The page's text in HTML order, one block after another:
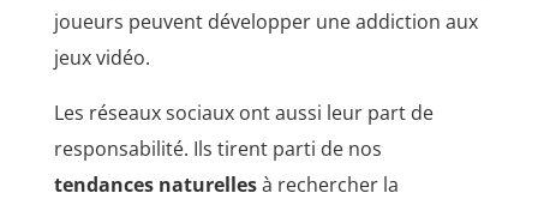
joueurs peuvent développer une addiction aux
jeux vidéo.
Les réseaux sociaux ont aussi leur part de
responsabilité. Ils tirent parti de nos
tendances naturellesà rechercher la